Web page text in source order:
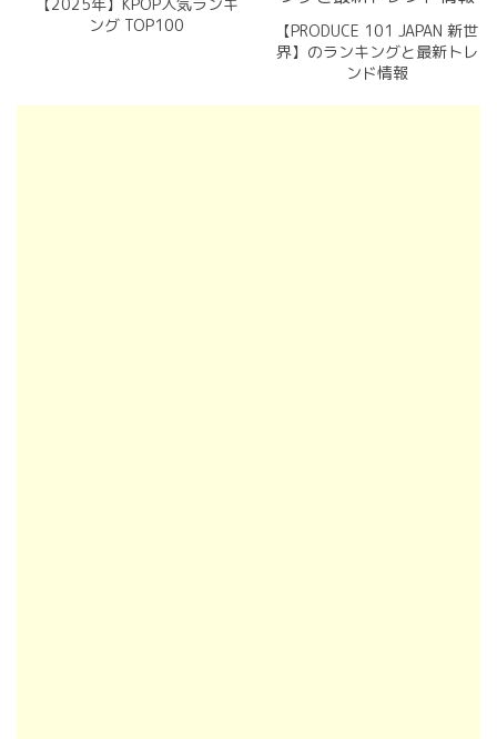
ング TOP100
【PRODUCE 101 JAPAN 新世
界】のランキングと最新トレ
ンド情報